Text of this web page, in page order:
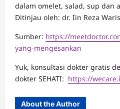
dalam omelet, salad, sup dan
Ditinjau oleh: dr. Iin Reza
Sumber: https://
yang-mengesankan
Yuk, konsultasi dokter gratis
dokter SEHATI: https://
About the Author